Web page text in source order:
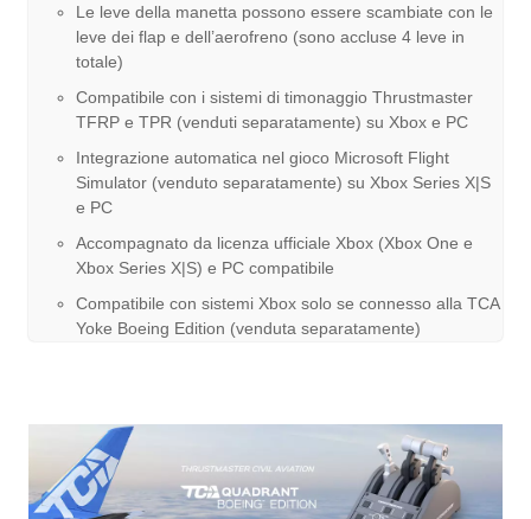
Le leve della manetta possono essere scambiate con le
leve dei flap e dell’aerofreno (sono accluse 4 leve in
totale)
Compatibile con i sistemi di timonaggio Thrustmaster
TFRP e TPR (venduti separatamente) su Xbox e PC
Integrazione automatica nel gioco Microsoft Flight
Simulator (venduto separatamente) su Xbox Series X|S
e PC
Accompagnato da licenza ufficiale Xbox (Xbox One e
Xbox Series X|S) e PC compatibile
Compatibile con sistemi Xbox solo se connesso alla TCA
Yoke Boeing Edition (venduta separatamente)